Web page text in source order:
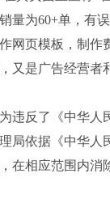
量为60+单，有
网页模板，制作
又是广告经营
反了《中华人
局依据《中华
在相应范围内消